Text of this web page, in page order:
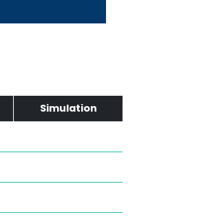
Simulation